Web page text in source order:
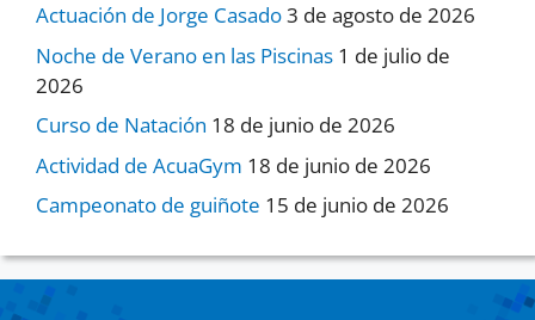
Actuación de Jorge Casado3 de agosto de 2026
Noche de Verano en las Piscinas 1 de julio de
2026
Curso de Natación 18 de junio de 2026
Actividad de AcuaGym 18 de junio de 2026
Campeonato de guiñote 15 de junio de 2026